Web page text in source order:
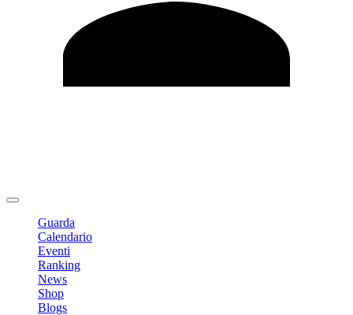
Guarda
Calendario
Eventi
Ranking
News
Shop
Blogs